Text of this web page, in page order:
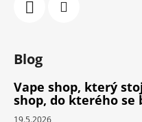
Blog
Vape shop, který
shop, do kterého
19.5.2026